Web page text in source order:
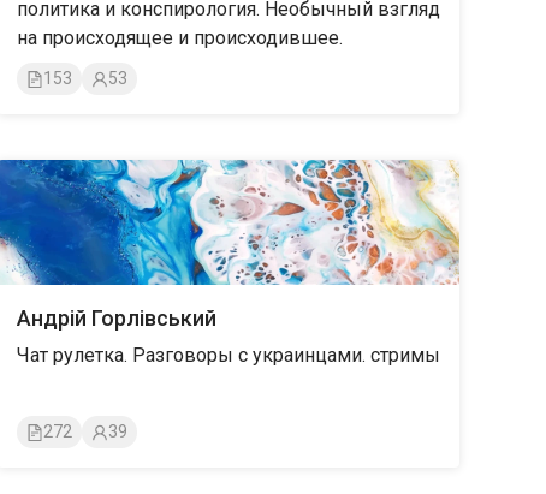
политика и конспирология. Необычный взгляд
на происходящее и происходившее.
153 53
Андрій Горлівський
Чат рулетка. Разговоры с украинцами. стримы
272 39